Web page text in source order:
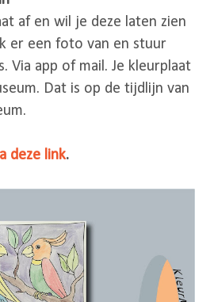
af en wil je deze laten zien
er een foto van en stuur
Via app of mail. Je kleurplaat
Dat is op de tijdlijn van
deze link.